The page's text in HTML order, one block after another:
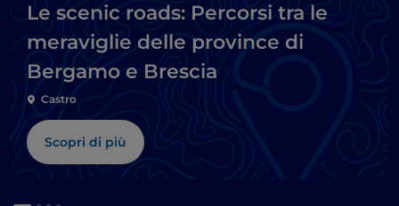
Le scenic roads: Percorsi tra le
meraviglie delle province di
Bergamo e Brescia
Castro
Scopri di più